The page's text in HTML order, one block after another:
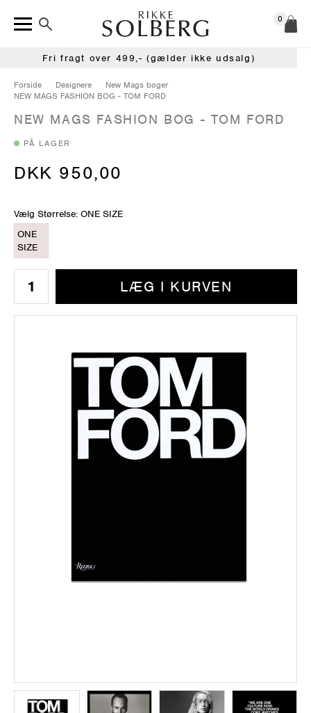
0
Fri fragt over 499,- (gælder ikke udsalg)
Forside Designere
New Mags bøger
NEW MAGS FASHION BOG - TOM FORD
NEW MAGS FASHION BOG - TOM FORD
PÅ LAGER
DKK 950,00
Vælg Størrelse: ONE SIZE
ONE
SIZE
LÆG I KURVEN